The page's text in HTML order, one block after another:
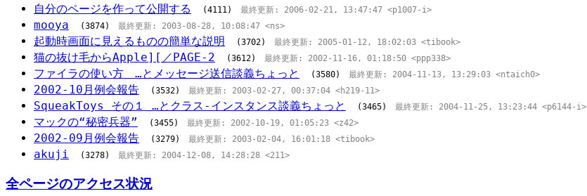
自分のページを作って公開する (4111) 最終更新: 2006-02-21, 13:47:47 <p1007-i>
mooya (3874) 最終更新: 2003-08-28, 10:08:47 <ns>
起動時画面に見えるものの簡単な説明 (3702) 最終更新: 2005-01-12, 18:02:03 <tibook>
猫の抜け毛からApple][／PAGE-2 (3612) 最終更新: 2002-11-16, 01:18:50 <ppp338>
ファイラの使い方 …とメッセージ送信談義ちょっと (3580) 最終更新: 2004-11-13, 13:29:03 <ntaich0>
2002-10月例会報告 (3532) 最終更新: 2003-02-27, 00:37:04 <h219-11>
SqueakToys その１ …とクラス-インスタンス談義ちょっと (3465) 最終更新: 2004-11-25, 13:23:44 <p6144-i>
マックの“秘密兵器” (3455) 最終更新: 2002-10-19, 01:05:23 <z42>
2002-09月例会報告 (3279) 最終更新: 2003-02-04, 16:01:18 <tibook>
akuji (3278) 最終更新: 2004-12-08, 14:28:28 <211>
全ページのアクセス状況